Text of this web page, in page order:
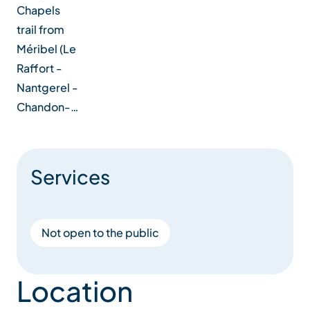
Chapels
trail from
Méribel (Le
Raffort -
Nantgerel -
Chandon-…
Services
Not open to the public
Location